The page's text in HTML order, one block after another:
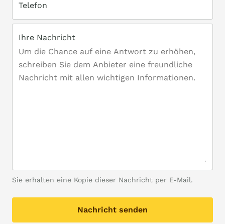
Telefon
Ihre Nachricht
Sie erhalten eine Kopie dieser Nachricht per E-Mail.
Nachricht senden